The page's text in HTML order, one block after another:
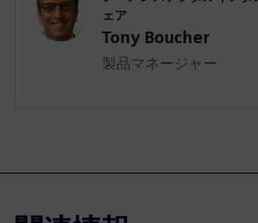
ェア
Tony Boucher
製品マネージャー